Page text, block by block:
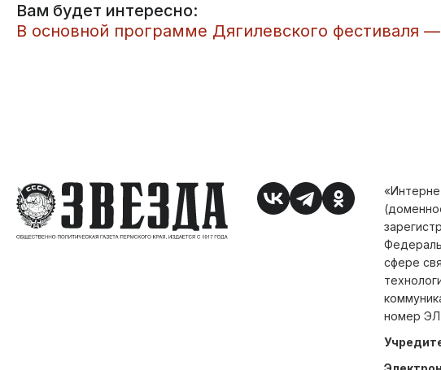
Вам будет интересно:
В основной программе Дягилевского фестиваля
сфере
номер